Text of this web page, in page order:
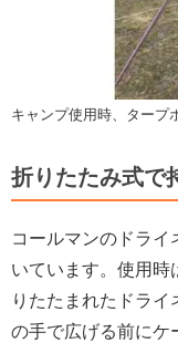
キャンプ使用時、タープ
折りたたみ式で
コールマンのドライ
いています。使用時
りたたまれたドラ
の手で広げる前にケ